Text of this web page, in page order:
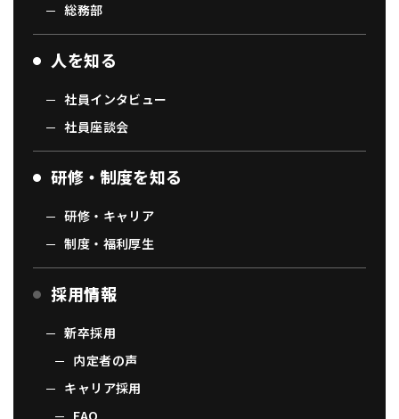
総務部
人を知る
社員インタビュー
社員座談会
研修・制度を知る
研修・キャリア
制度・福利厚生
採用情報
新卒採用
内定者の声
キャリア採用